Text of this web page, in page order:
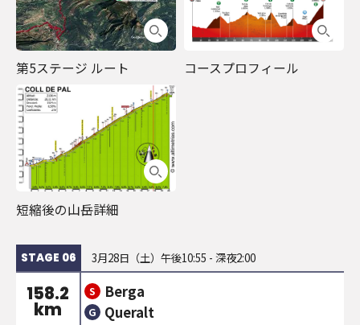
第5ステージ ルート コースプロフィール
短縮後の山岳詳細
STAGE 06 3月28日（土）午後10:55 - 深夜2:00
158.2
km
S Berga
G Queralt